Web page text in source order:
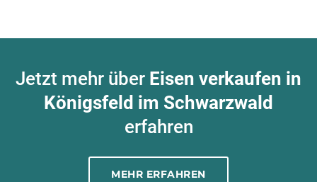
Jetzt mehr über Eisen verkaufen in
Königsfeld im Schwarzwald
erfahren
MEHR ERFAHREN